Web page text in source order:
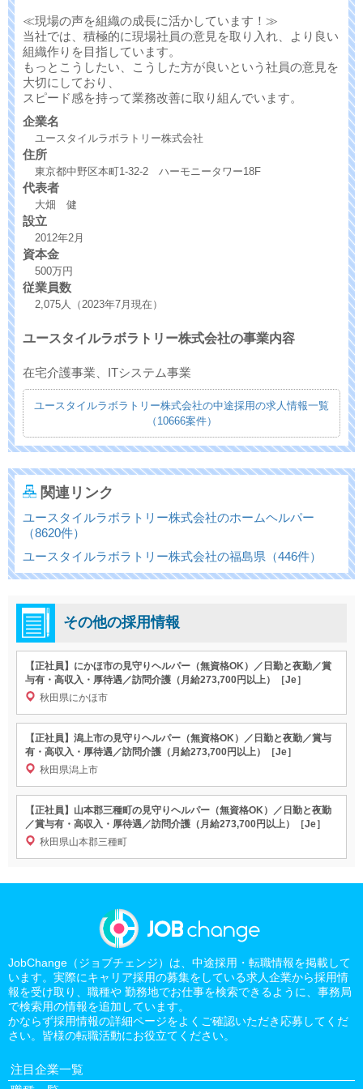
≪現場の声を組織の成長に活かしています！≫
当社では、積極的に現場社員の意見を取り入れ、より良い
組織作りを目指しています。
もっとこうしたい、こうした方が良いという社員の意見を
大切にしており、
スピード感を持って業務改善に取り組んでいます。
企業名
ユースタイルラボラトリー株式会社
住所
東京都中野区本町1-32-2 ハーモニータワー18F
代表者
大畑 健
設立
2012年2月
資本金
500万円
従業員数
2,075人（2023年7月現在）
ユースタイルラボラトリー株式会社の事業内容
在宅介護事業、ITシステム事業
ユースタイルラボラトリー株式会社の中途採用の求人情報一覧
（10666案件）
関連リンク
ユースタイルラボラトリー株式会社のホームヘルパー
（8620件）
ユースタイルラボラトリー株式会社の福島県（446件）
その他の採用情報
【正社員】にかほ市の見守りヘルパー（無資格OK）／日勤と夜勤／賞
与有・高収入・厚待遇／訪問介護（月給273,700円以上）［Je］
秋田県にかほ市
【正社員】潟上市の見守りヘルパー（無資格OK）／日勤と夜勤／賞与
有・高収入・厚待遇／訪問介護（月給273,700円以上）［Je］
秋田県潟上市
【正社員】山本郡三種町の見守りヘルパー（無資格OK）／日勤と夜勤
／賞与有・高収入・厚待遇／訪問介護（月給273,700円以上）［Je］
秋田県山本郡三種町
JobChange（ジョブチェンジ）は、中途採用・転職情報を掲載して
います。実際にキャリア採用の募集をしている求人企業から採用情
報を受け取り、職種や 勤務地でお仕事を検索できるように、事務局
で検索用の情報を追加しています。
かならず採用情報の詳細ページをよくご確認いただき応募してくだ
さい。皆様の転職活動にお役立てください。
注目企業一覧